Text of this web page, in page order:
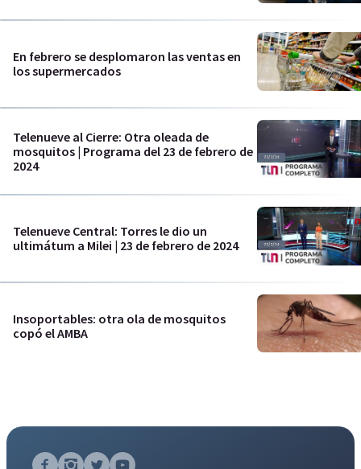
En febrero se desplomaron las ventas en
los supermercados
Telenueve al Cierre: Otra oleada de
mosquitos | Programa del 23 de febrero de
2024
Telenueve Central: Torres le dio un
ultimátum a Milei | 23 de febrero de 2024
Insoportables: otra ola de mosquitos
copó el AMBA